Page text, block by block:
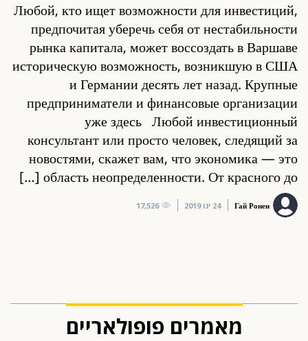
Любой, кто ищет возможности для инвестиций,
предпочитая уберечь себя от нестабильности
рынка капитала, может воссоздать в Варшаве
историческую возможность, возникшую в США
и Германии десять лет назад. Крупные
предприниматели и финансовые организации
уже здесь Любой инвестиционный
консультант или просто человек, следящий за
новостями, скажет вам, что экономика — это
область неопределенности. От красного до […]
Гай Ронен 24 ינו 2019 17,526
מאמרים פופולאריים